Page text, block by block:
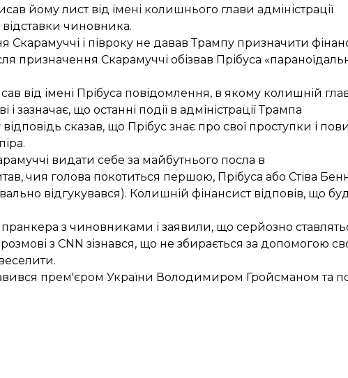
йому лист від імені колишнього глави адміністрації
чиновника.
і півроку не давав Трампу призначити
призначення Скарамуччі обізвав Прібуса
від імені Прібуса повідомлення, в якому колишній
зазначає, що останні події в адміністрації Трампа
сказав, що Прібус знає про свої проступки і
видати себе за майбутнього посла в
чия голова покотиться першою, Прібуса або Стіва
відгукувався). Колишній фінансист відповів, що
з чиновниками і заявили, що серйозно
з CNN зізнався, що не збирається за допомогою
прем'єром України Володимиром Гройсманом та